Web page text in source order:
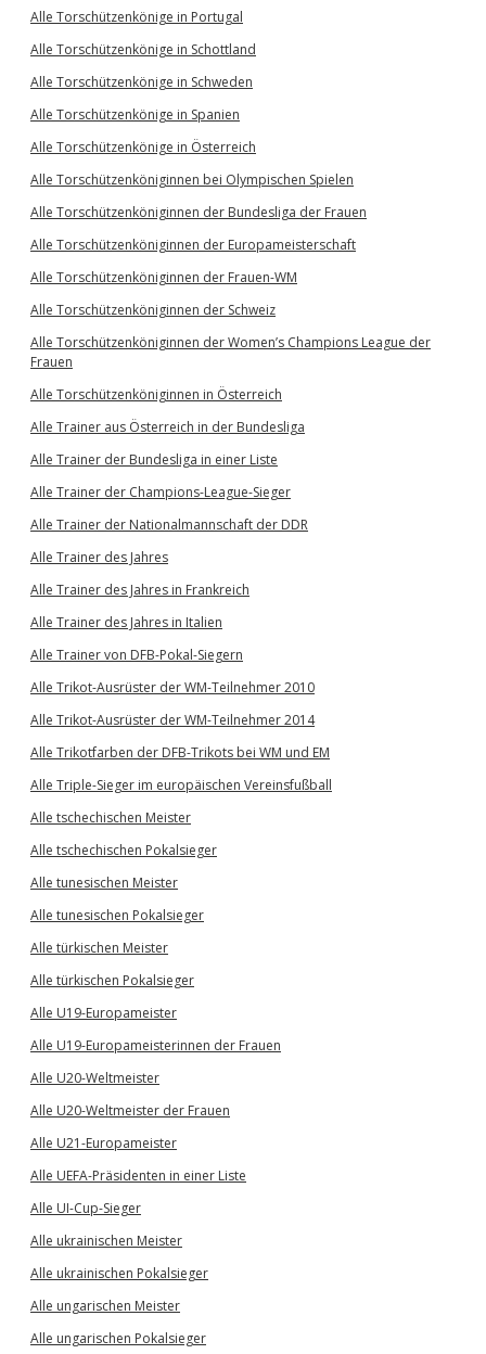
Alle Torschützenkönige in Portugal
Alle Torschützenkönige in Schottland
Alle Torschützenkönige in Schweden
Alle Torschützenkönige in Spanien
Alle Torschützenkönige in Österreich
Alle Torschützenköniginnen bei Olympischen Spielen
Alle Torschützenköniginnen der Bundesliga der Frauen
Alle Torschützenköniginnen der Europameisterschaft
Alle Torschützenköniginnen der Frauen-WM
Alle Torschützenköniginnen der Schweiz
Alle Torschützenköniginnen der Women’s Champions League der
Frauen
Alle Torschützenköniginnen in Österreich
Alle Trainer aus Österreich in der Bundesliga
Alle Trainer der Bundesliga in einer Liste
Alle Trainer der Champions-League-Sieger
Alle Trainer der Nationalmannschaft der DDR
Alle Trainer des Jahres
Alle Trainer des Jahres in Frankreich
Alle Trainer des Jahres in Italien
Alle Trainer von DFB-Pokal-Siegern
Alle Trikot-Ausrüster der WM-Teilnehmer 2010
Alle Trikot-Ausrüster der WM-Teilnehmer 2014
Alle Trikotfarben der DFB-Trikots bei WM und EM
Alle Triple-Sieger im europäischen Vereinsfußball
Alle tschechischen Meister
Alle tschechischen Pokalsieger
Alle tunesischen Meister
Alle tunesischen Pokalsieger
Alle türkischen Meister
Alle türkischen Pokalsieger
Alle U19-Europameister
Alle U19-Europameisterinnen der Frauen
Alle U20-Weltmeister
Alle U20-Weltmeister der Frauen
Alle U21-Europameister
Alle UEFA-Präsidenten in einer Liste
Alle UI-Cup-Sieger
Alle ukrainischen Meister
Alle ukrainischen Pokalsieger
Alle ungarischen Meister
Alle ungarischen Pokalsieger